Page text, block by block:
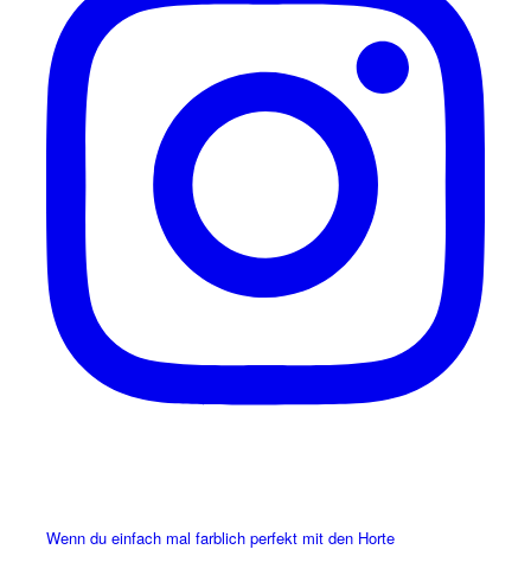
Wenn du einfach mal farblich perfekt mit den Horte